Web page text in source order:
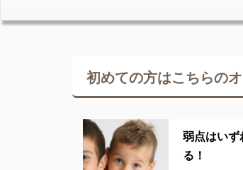
初めての方はこちらの
弱点はい
る！